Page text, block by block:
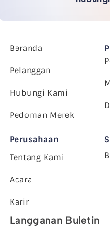
Beranda
Pelanggan
Hubungi Kami
Pedoman Merek
Perusahaan
Tentang Kami
Acara
Karir
Langganan Buletin